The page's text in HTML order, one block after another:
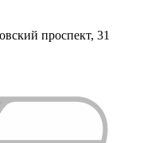
проспект, 31